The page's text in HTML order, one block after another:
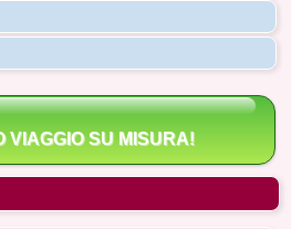
VIAGGIO SU MISURA!